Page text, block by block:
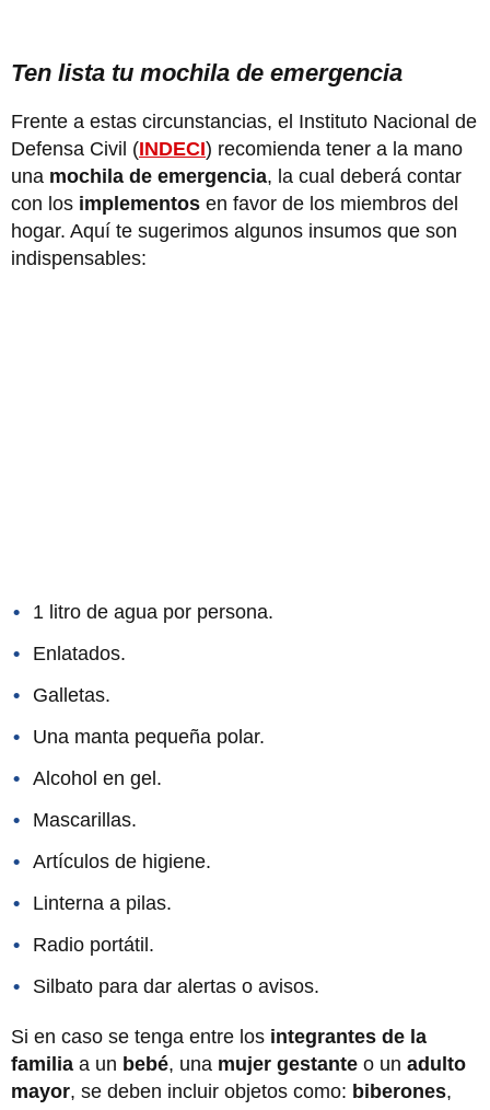
Ten lista tu mochila de emergencia
Frente a estas circunstancias, el Instituto Nacional de
Defensa Civil (INDECI) recomienda tener a la mano
una mochila de emergencia, la cual deberá contar
con los implementos en favor de los miembros del
hogar. Aquí te sugerimos algunos insumos que son
indispensables:
1 litro de agua por persona.
Enlatados.
Galletas.
Una manta pequeña polar.
Alcohol en gel.
Mascarillas.
Artículos de higiene.
Linterna a pilas.
Radio portátil.
Silbato para dar alertas o avisos.
Si en caso se tenga entre los integrantes de la
familia a un bebé, una mujer gestante o un adulto
mayor, se deben incluir objetos como: biberones,